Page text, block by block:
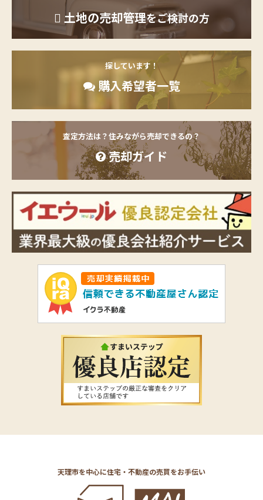
土地の売却管理をご検討の方
探しています！
購入希望者一覧
査定方法は？住みながら売却できるの？
売却ガイド
天理市を中心に住宅・不動産の売買をお手伝い